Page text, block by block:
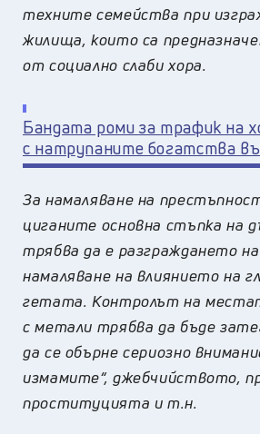
техните семейства при
жилища, които са
от социално слаби хора.
Бандата роми за трафик на
с натрупаните богатства
За намаляване на
циганите основна стъпка на
трябва да е разграждането
намаляване на влиянието на
гетата. Контролът на
с метали трябва да бъде
да се обърне сериозно
измамите“, джебчийството,
проституцията и т.н.